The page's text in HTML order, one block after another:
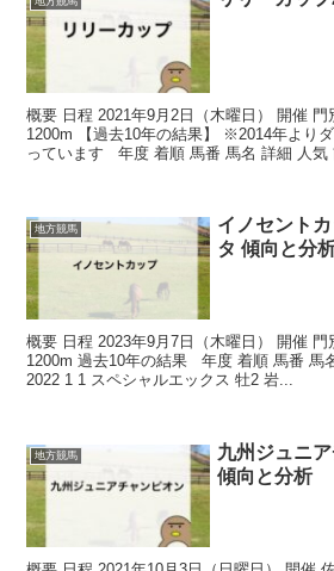
概要 日程 2021年9月2日（木曜日） 開催 門
1200m 【過去10年の結果】 ※2014年より
っています 年度 着順 馬番 馬名 詳細 人気
地方競馬
イノセント
タ 傾向と分
概要 日程 2023年9月7日（木曜日） 開催 門
1200m 過去10年の結果 年度 着順 馬番 馬
2022 1 1 スペシャルエックス 牡2 岩...
地方競馬
九州ジュニ
傾向と分析